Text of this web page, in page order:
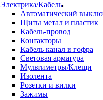
Электрика/Кабель
Автоматический
Щиты метал и пластик
Кабель-провод
Контакторы
Кабель канал и гофра
Световая арматура
Мультиметры/Клещи
Изолента
Розетки и вилки
Зажимы